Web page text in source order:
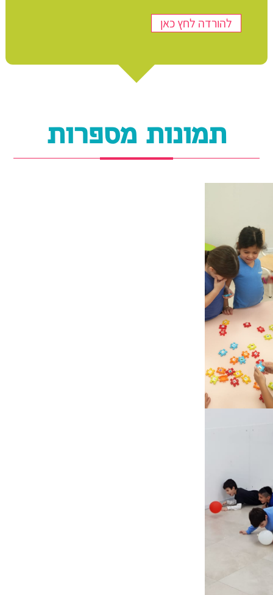
להורדה לחץ כאן
תמונות מספרות